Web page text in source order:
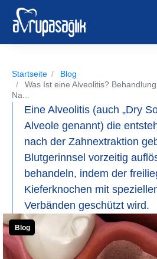
Startseite
Blog
Was Ist eine Alveolitis?
Na...
Eine Alveolitis (auch „Dry
Alveole genannt) die
nach der Zahnextraktion
Blutgerinnsel vorzeitig
behandeln, indem der
Kieferknochen mit
Verbänden geschützt wird.
Blog